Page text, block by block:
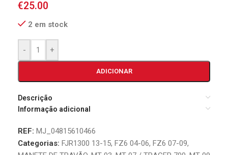
€25.00
2 em stock
- +
ADICIONAR
Descrição
Informação adicional
REF: MJ_04815610466
Categorias: FJR1300 13-15, FZ6 04-06, FZ6 07-09,